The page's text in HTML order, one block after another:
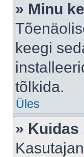
» Minu
keegi
tõlkida.
Üles
» Kuidas